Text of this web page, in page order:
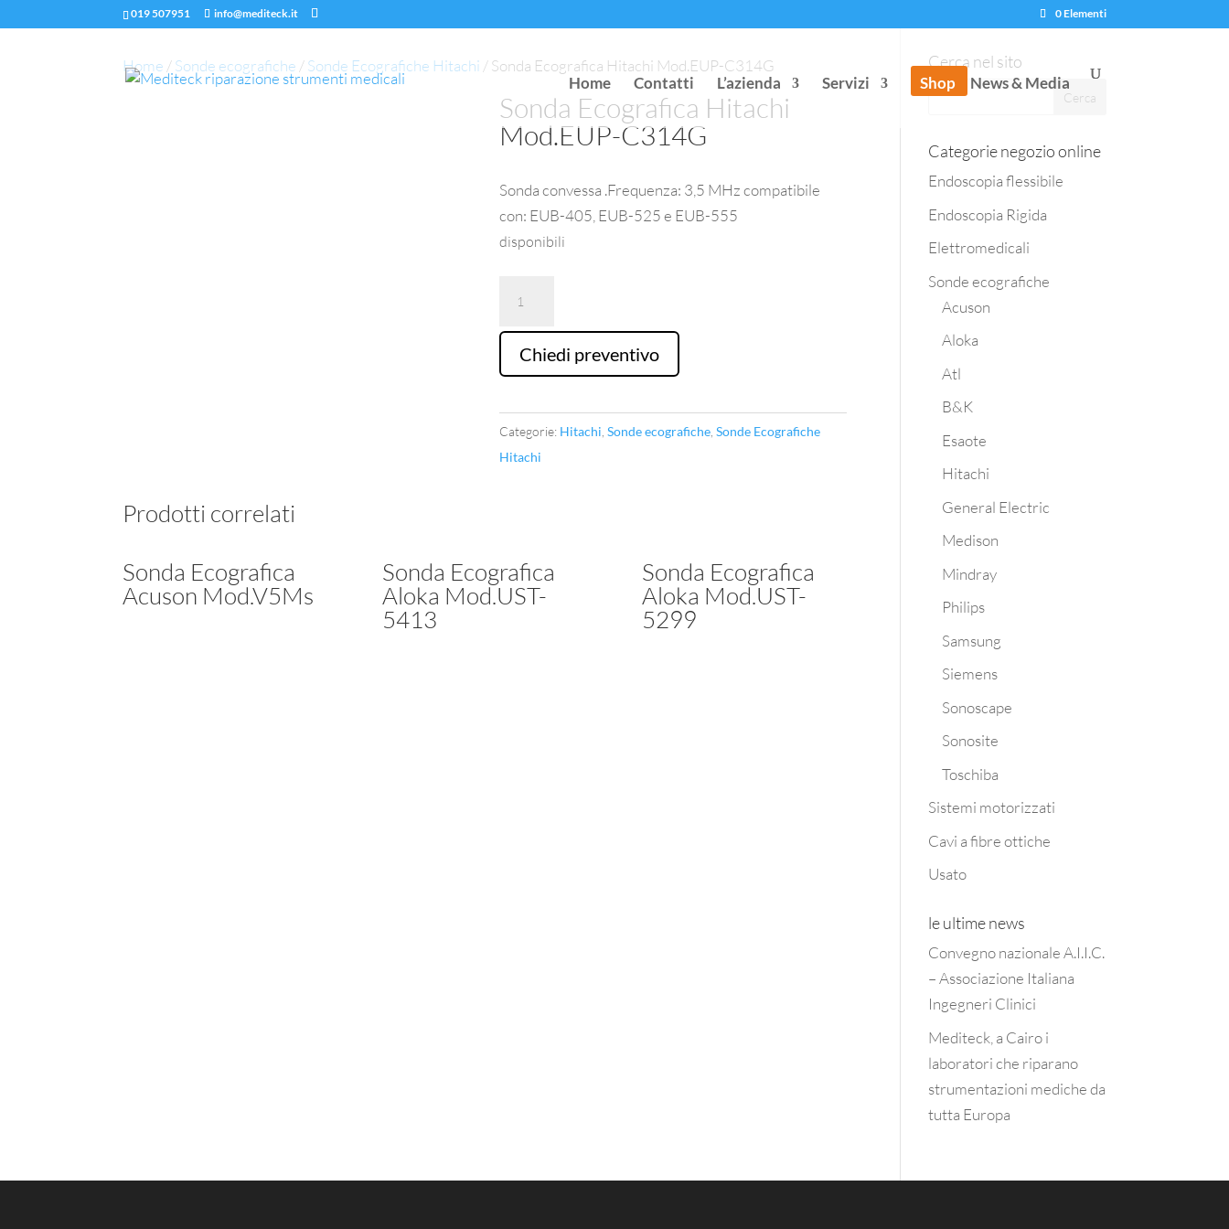
019 507951 info@mediteck.it 0 Elementi
Home Contatti L’azienda Servizi Shop News & Media
Home /Sonde ecografiche /Sonde Ecografiche Hitachi / Sonda Ecografica Hitachi Mod.EUP-C314G
Sonda Ecografica Hitachi
Mod.EUP-C314G
Sonda convessa .Frequenza: 3,5 MHz compatibile
con: EUB-405, EUB-525 e EUB-555
disponibili
Hitachi
Mod.EUP-
quantità
Chiedi preventivo
Categorie: Hitachi ,Sonde ecografiche ,Sonde Ecografiche
Hitachi
Prodotti correlati
Sonda Ecografica
Acuson Mod.V5Ms
Sonda Ecografica
Aloka Mod.UST-
5413
Sonda Ecografica
Aloka Mod.UST-
5299
Cerca nel sito
Categorie negozio online
Endoscopia flessibile
Endoscopia Rigida
Elettromedicali
Sonde ecografiche
Acuson
Aloka
Atl
B&K
Esaote
Hitachi
General Electric
Medison
Mindray
Philips
Samsung
Siemens
Sonoscape
Sonosite
Toschiba
Sistemi motorizzati
Cavi a fibre ottiche
Usato
le ultime news
Convegno nazionale A.I.I.C.
– Associazione Italiana
Ingegneri Clinici
Mediteck, a Cairo i
laboratori che riparano
strumentazioni mediche da
tutta Europa